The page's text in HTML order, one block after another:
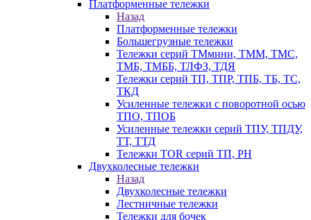
Платформенные тележки
Назад
Платформенные тележки
Большегрузные тележки
Тележки серий ТМмини, ТММ, ТМС,
ТМБ, ТМББ, ТЛФЗ, ТДЯ
Тележки серий ТП, ТПР, ТПБ, ТБ, ТС,
ТКД
Усиленные тележки с поворотной осью
ТПО, ТПОБ
Усиленные тележки серий ТПУ, ТПДУ,
ТТ, ТТД
Тележки TOR серий ТП, PH
Двухколесные тележки
Назад
Двухколесные тележки
Лестничные тележки
Тележки для бочек